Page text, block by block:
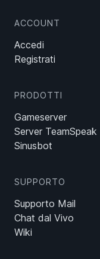
ACCOUNT
Accedi
Registrati
PRODOTTI
Gameserver
Server TeamSpeak
Sinusbot
SUPPORTO
Supporto Mail
Chat dal Vivo
Wiki